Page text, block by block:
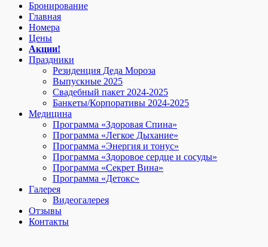
Бронирование
Главная
Номера
Цены
Акции!
Праздники
Резиденция Деда Мороза
Выпускные 2025
Свадебный пакет 2024-2025
Банкеты/Корпоративы 2024-2025
Медицина
Программа «Здоровая Спина»
Программа «Легкое Дыхание»
Программа «Энергия и тонус»
Программа «Здоровое сердце и сосуды»
Программа «Секрет Вина»
Программа «Детокс»
Галерея
Видеогалерея
Отзывы
Контакты